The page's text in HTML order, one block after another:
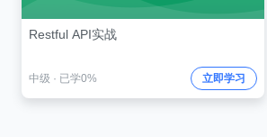
Restful API实战
中级 · 已学0% 立即学习